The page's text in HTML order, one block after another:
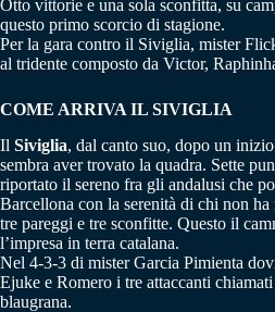
Otto vittorie e una sola sconfitta, su
questo primo scorcio di stagione.
Per la gara contro il Siviglia, mister
al tridente composto da Victor,
COME ARRIVA IL SIVIGLIA
Il Siviglia, dal canto suo, dopo un
sembra aver trovato la quadra. Sette
riportato il sereno fra gli andalusi che
Barcellona con la serenità di chi non
tre pareggi e tre sconfitte. Questo il
l’impresa in terra catalana.
Nel 4-3-3 di mister Garcia Pimienta
Ejuke e Romero i tre attaccanti
blaugrana.